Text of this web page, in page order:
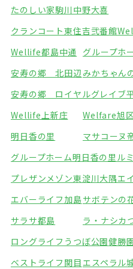
たのしい家駒川中野大喜
クランコート東住吉弐番館
Wellife都島中通
グループホ
安寿の郷 北田辺 みかちゃ
安寿の郷 ロイヤルグレイブ
Wellife上新庄
Welfare旭
明日香の里
マサコーヌ
グループホーム明日香の里 ル
プレザンメゾン東淀川大隅エ
エバーライフ加島サボテンの
サラサ都島
ラ・ナシカ
ロングライフうつぼ公園健勝
ベストライフ関目エスペラル